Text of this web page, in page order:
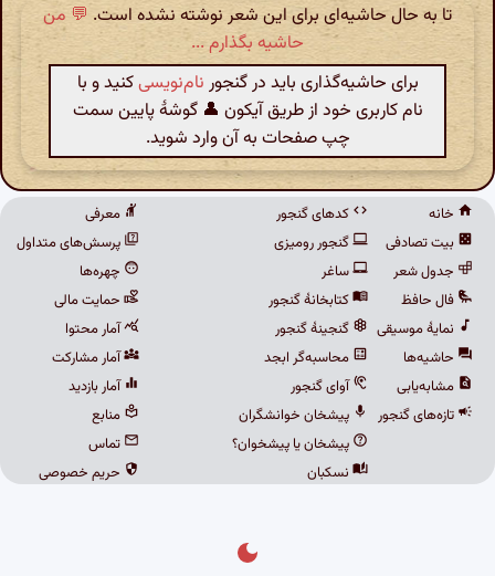
تا به حال حاشیه‌ای برای این شعر نوشته نشده است. 💬 من
حاشیه بگذارم ...
برای حاشیه‌گذاری باید در گنجور نام‌نویسیکنید و با
نام کاربری خود از طریق آیکون 👤 گوشهٔ پایین سمت
چپ صفحات به آن وارد شوید.
خانه
بیت تصادفی
جدول شعر
فال حافظ
نمایهٔ موسیقی
حاشیه‌ها
مشابه‌یابی
تازه‌های گنجور
کدهای گنجور
گنجور رومیزی
ساغر
کتابخانهٔ گنجور
گنجینهٔ گنجور
محاسبه‌گر ابجد
آوای گنجور
پیشخان خوانشگران
پیشخان یا پیشخوان؟
نسکبان
معرفی
پرسش‌های متداول
چهره‌ها
حمایت مالی
آمار محتوا
آمار مشارکت
آمار بازدید
منابع
تماس
حریم خصوصی